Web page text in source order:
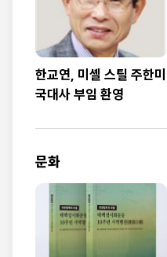
한교연, 미셸 스틸 주한미
국대사 부임 환영
문화